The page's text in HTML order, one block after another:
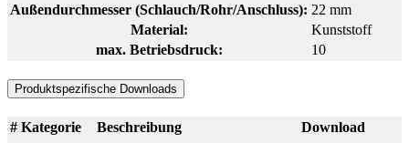
Außendurchmesser (Schlauch/Rohr/Anschluss): 22 mm
Material:
Kunststoff
max. Betriebsdruck:
10
Produktspezifische Downloads
# Kategorie Beschreibung Download